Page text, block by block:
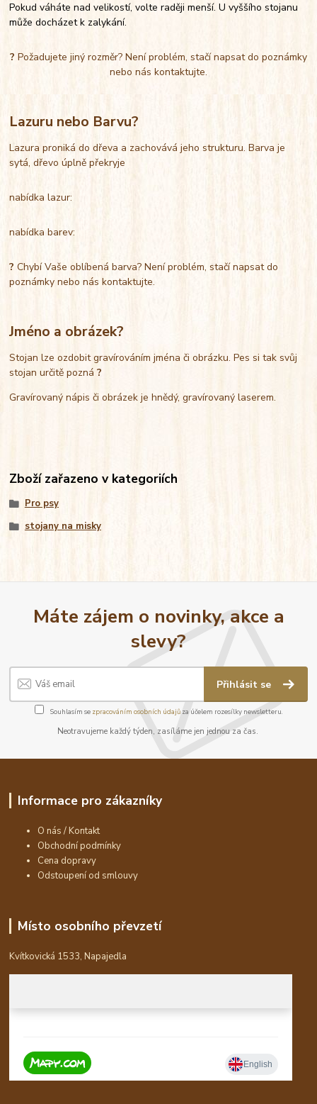
Pokud váháte nad velikostí, volte raději menší. U vyššího stojanu
může docházet k zalykání.
? Požadujete jiný rozměr? Není problém, stačí napsat do poznámky
nebo nás kontaktujte.
Lazuru nebo Barvu?
Lazura proniká do dřeva a zachovává jeho strukturu. Barva je
sytá, dřevo úplně překryje
nabídka lazur:
nabídka barev:
?Chybí Vaše oblíbená barva? Není problém, stačí napsat do
poznámky nebo nás kontaktujte.
Jméno a obrázek?
Stojan lze ozdobit gravírováním jména či obrázku. Pes si tak svůj
stojan určitě pozná?
Gravírovaný nápis či obrázek je hnědý, gravírovaný laserem.
Zboží zařazeno v kategoriích
Pro psy
stojany na misky
Máte zájem o novinky, akce a
slevy?
Přihlásit se
Souhlasím se zpracováním osobních údajůza účelem rozesílky newsletteru.
Neotravujeme každý týden, zasíláme jen jednou za čas.
Informace pro zákazníky
O nás / Kontakt
Obchodní podmínky
Cena dopravy
Odstoupení od smlouvy
Místo osobního převzetí
Kvítkovická 1533, Napajedla